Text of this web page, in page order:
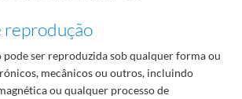
reprodução
pode ser reproduzida sob qualquer forma ou
mecânicos ou outros, incluindo
ou qualquer processo de